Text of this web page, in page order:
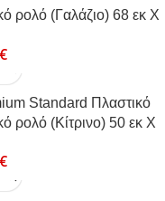
ρολό (Γαλάζιο) 68 εκ Χ
€
Standard Πλαστικό
ρολό (Κίτρινο) 50 εκ Χ
€